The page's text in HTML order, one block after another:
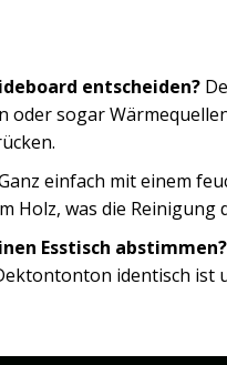
entscheiden?
oder sogar
einfach mit einem
Holz, was die Reinigung
Esstisch abstimmen?
identisch